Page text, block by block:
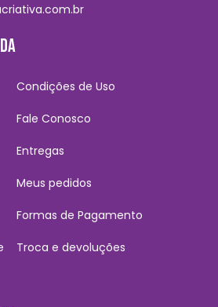
Condições de Uso
Fale Conosco
Entregas
Meus pedidos
Formas de Pagamento
Troca e devoluções